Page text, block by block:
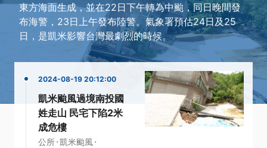
東方海面生成，並在22日下午轉為中颱，同日晚間發
布海警，23日上午發布陸警。氣象署預估24日及25
日，是凱米影響台灣最劇烈的時候。
2024-08-19 20:12:00
凱米颱風過境南投國
姓走山 民宅下陷2米
成危樓
公所·凱米颱風·